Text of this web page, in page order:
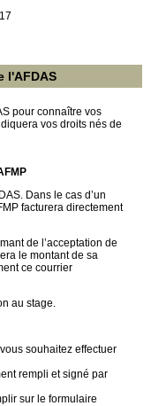
l'AFDAS
pour connaître vos
vos droits nés de
Dans le cas d’un
facturera directement
de l’acceptation de
le montant de sa
ce courrier
au stage.
souhaitez effectuer
rempli et signé par
sur le formulaire